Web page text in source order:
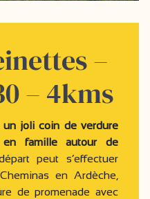
–
– 4kms
joli coin de verdure
famille autour de
peut s’effectuer
en Ardèche,
de promenade avec